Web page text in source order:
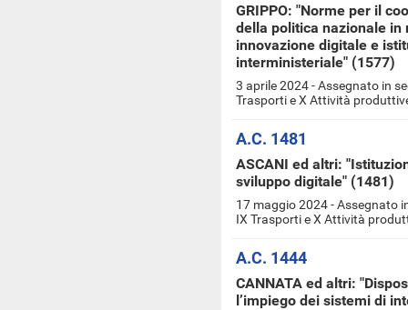
GRIPPO: "Norme per il
della politica nazionale
innovazione digitale e
interministeriale" (1577)
3 aprile 2024 - Assegnato in
Trasporti e X Attività
A.C. 1481
ASCANI ed altri:
sviluppo digitale" (1481)
17 maggio 2024 - Assegnato
IX Trasporti e X Attività
A.C. 1444
CANNATA ed altri:
l’impiego dei sistemi di